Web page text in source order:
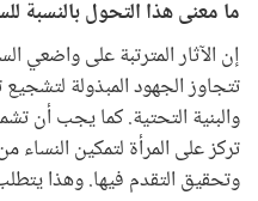
ما معنى هذا التحول بالنسبة
إن الآثار المترتبة على
تتجاوز الجهود المبذولة
والبنية التحتية. كما يجب أن
تركز على المرأة لتمكين النساء
وتحقيق التقدم فيها. وهذا